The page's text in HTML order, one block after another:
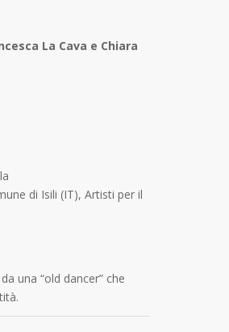
La Cava e Chiara
di Isili (IT), Artisti per il
una “old dancer” che